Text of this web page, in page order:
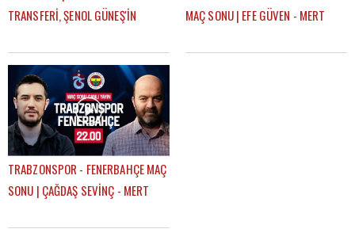
TRANSFERİ, ŞENOL GÜNEŞ'İN
TEKKE'Yİ NASIL TANIMLAR?
MAÇ SONU | EFE GÜVEN - MERT
TRABZONSPOR - FENERBAHÇE MAÇ
SONU | ÇAĞDAŞ SEVİNÇ - MERT